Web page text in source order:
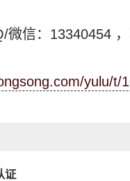
微信：13340454
yulu/t/
证